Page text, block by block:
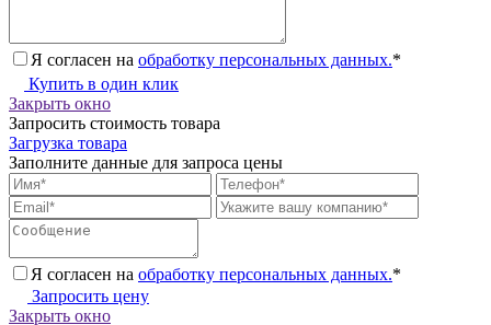
Я согласен на обработку персональных данных.*
Купить в один клик
Закрыть окно
Запросить стоимость товара
Загрузка товара
Заполните данные для запроса цены
Я согласен на обработку персональных данных.*
Запросить цену
Закрыть окно